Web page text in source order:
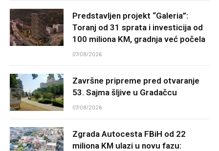
Predstavljen projekt “Galeria”:
Toranj od 31 sprata i investicija od
100 miliona KM, gradnja već počela
07/08/2026
Završne pripreme pred otvaranje
53. Sajma šljive u Gradačcu
07/08/2026
Zgrada Autocesta FBiH od 22
miliona KM ulazi u novu fazu: